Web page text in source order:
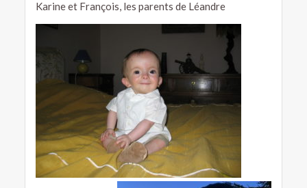
Karine et François, les parents de Léandre